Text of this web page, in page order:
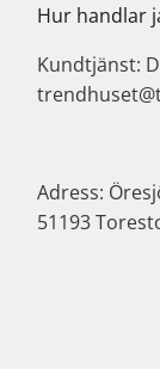
Hur handlar
Kundtjänst:
Adress:
51193